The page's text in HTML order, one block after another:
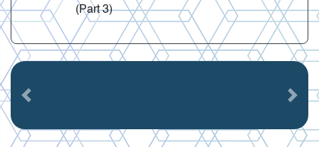
(Part 3)
Previous Next